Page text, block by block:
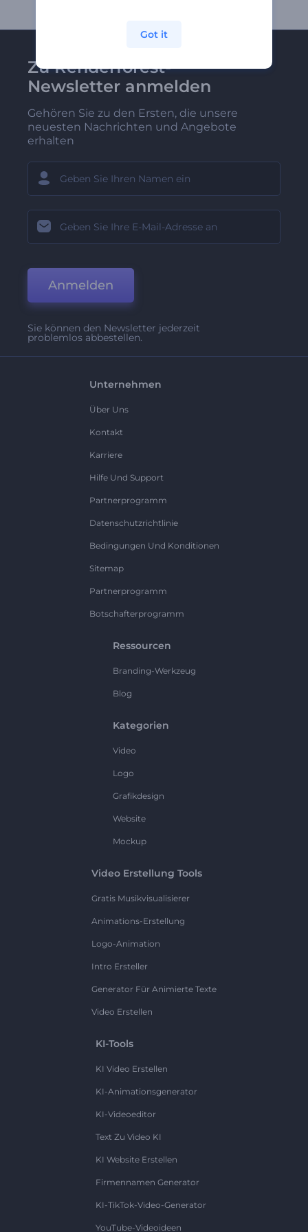
Zu Renderforest-
Newsletter anmelden
Gehören Sie zu den Ersten, die unsere
neuesten Nachrichten und Angebote
erhalten
Anmelden
Sie können den Newsletter jederzeit
problemlos abbestellen.
Unternehmen
Über Uns
Kontakt
Karriere
Hilfe Und Support
Partnerprogramm
Datenschutzrichtlinie
Bedingungen Und Konditionen
Sitemap
Partnerprogramm
Botschafterprogramm
Ressourcen
Branding-Werkzeug
Blog
Kategorien
Video
Logo
Grafikdesign
Website
Mockup
Video Erstellung Tools
Gratis Musikvisualisierer
Animations-Erstellung
Logo-Animation
Intro Ersteller
Generator Für Animierte Texte
Video Erstellen
KI-Tools
KI Video Erstellen
KI-Animationsgenerator
KI-Videoeditor
Text Zu Video KI
KI Website Erstellen
Firmennamen Generator
KI-TikTok-Video-Generator
YouTube-Videoideen
Got it